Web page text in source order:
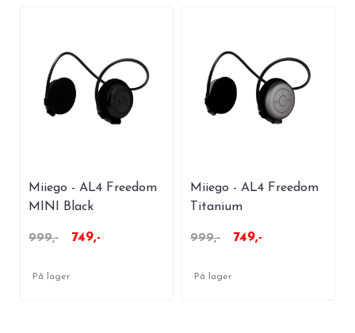
Miiego - AL4 Freedom
MINI Black
999,- 749,-
På lager
Miiego - AL4 Freedom
Titanium
999,- 749,-
På lager